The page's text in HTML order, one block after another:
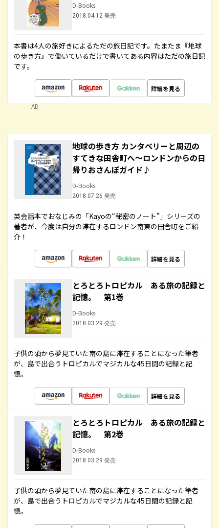
D-Books
2018.04.12 発売
本書は4人の旅好きによるただの旅日記です。たまたま『地球
の歩き方』で働いているだけで書いてある内容はただの旅日記
です。
詳細を見る
AD
地球の歩き方 カンタベリーと周辺の
すてきな田舎町へ～ロンドンからの日
帰りおさんぽガイド♪
D-Books
2018.07.26 発売
英会話本でおなじみの「Kayoの“秘密のノート”」シリーズの
著者が、今度は自分の滞在するロンドン南東の田舎町をご紹
介！
詳細を見る
とろとろトロピカル ある旅の記録と
記憶。 第1巻
D-Books
2018.03.29 発売
子供の頃から夢見ていた南の島に滞在することになった筆者
が、島で出合うトロピカルでマジカルな45日間の記録と記
憶。
詳細を見る
とろとろトロピカル ある旅の記録と
記憶。 第2巻
D-Books
2018.03.29 発売
子供の頃から夢見ていた南の島に滞在することになった筆者
が、島で出合うトロピカルでマジカルな45日間の記録と記
憶。